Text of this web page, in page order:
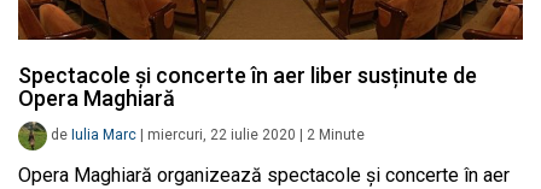
Spectacole și concerte în aer liber susținute de
Opera Maghiară
de Iulia Marc miercuri, 22 iulie 2020 2 Minute
Opera Maghiară organizează spectacole și concerte în aer